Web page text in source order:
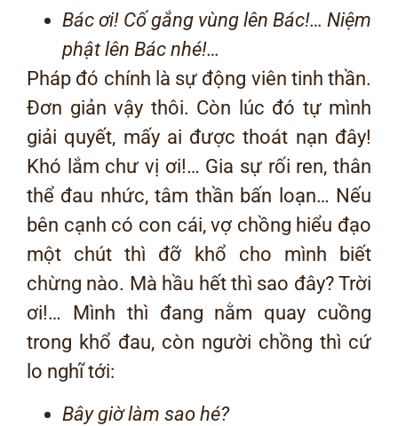
Bác ơi! Cố gắng vùng lên Bác!… Niệm
phật lên Bác nhé!…
Pháp đó chính là sự động viên tinh thần.
Đơn giản vậy thôi. Còn lúc đó tự mình
giải quyết, mấy ai được thoát nạn đây!
Khó lắm chư vị ơi!… Gia sự rối ren, thân
thể đau nhức, tâm thần bấn loạn… Nếu
bên cạnh có con cái, vợ chồng hiểu đạo
một chút thì đỡ khổ cho mình biết
chừng nào. Mà hầu hết thì sao đây? Trời
ơi!… Mình thì đang nằm quay cuồng
trong khổ đau, còn người chồng thì cứ
lo nghĩ tới:
Bây giờ làm sao hé?